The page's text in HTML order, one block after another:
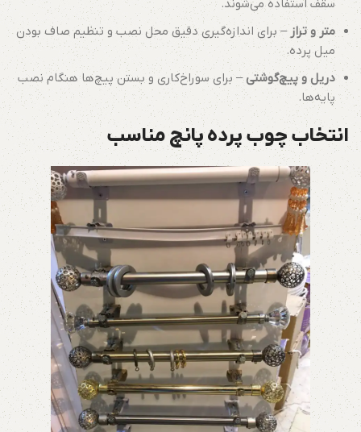
سقف استفاده می‌شوند.
متر و تراز – برای اندازه‌گیری دقیق محل نصب و تنظیم صاف بودن
میل پرده.
دریل و پیچ‌گوشتی– برای سوراخ‌کاری و بستن پیچ‌ها هنگام نصب
پایه‌ها.
انتخاب چوب پرده پانچ مناسب